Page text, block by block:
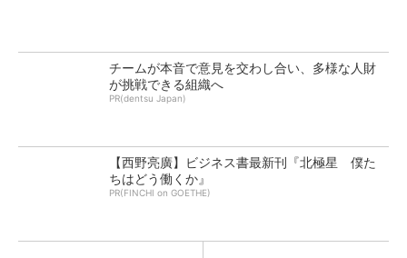
チームが本音で意見を交わし合い、多様な人財
が挑戦できる組織へ
PR(dentsu Japan)
【西野亮廣】ビジネス書最新刊『北極星 僕た
ちはどう働くか』
PR(FINCHI on GOETHE)